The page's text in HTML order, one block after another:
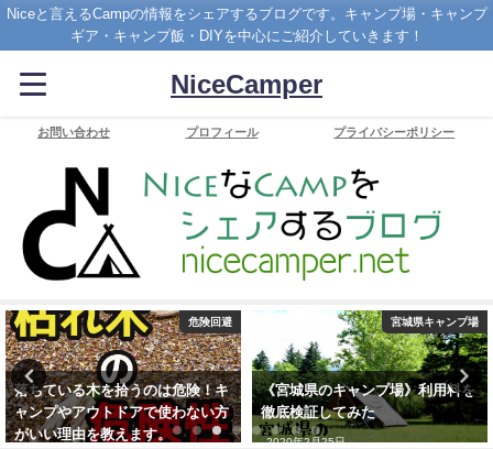
Niceと言えるCampの情報をシェアするブログです。キャンプ場・キャンプ
ギア・キャンプ飯・DIYを中心にご紹介していきます！
NiceCamper
お問い合わせ プロフィール プライバシーポリシー
危険回避
落ちている木を拾うのは危険！キ
ャンプやアウトドアで使わない方
がいい理由を教えます。
宮城県キャンプ場
《宮城県のキャンプ場》利用料を
徹底検証してみた
2020年2月25日